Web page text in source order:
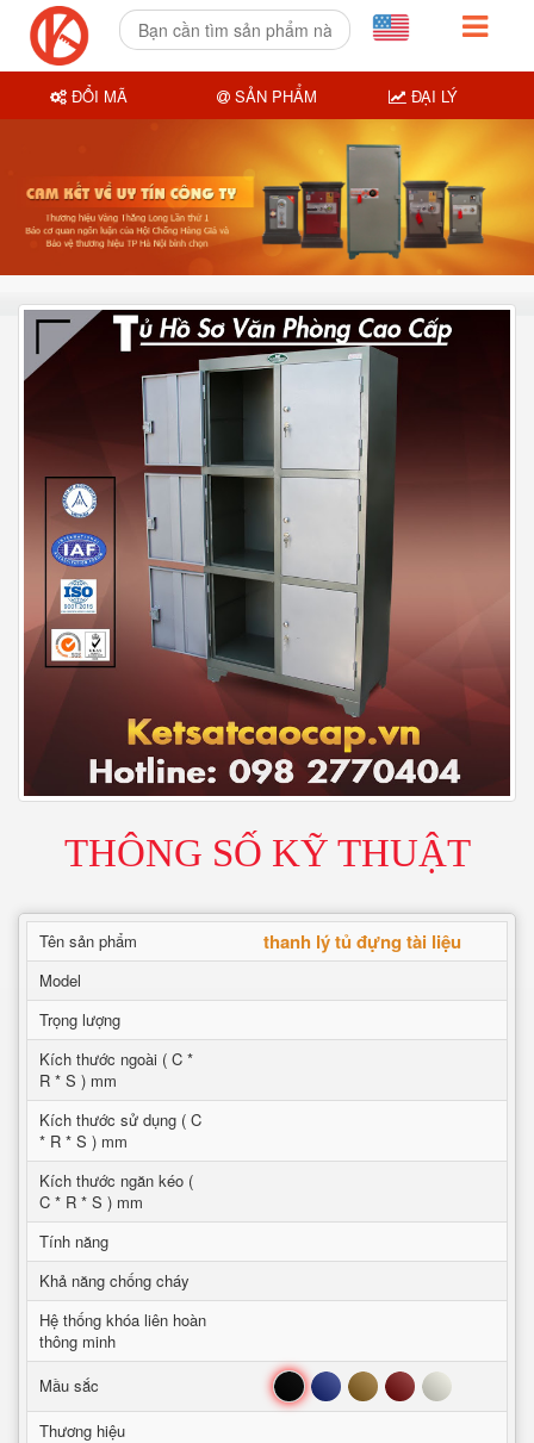
THÔNG SỐ KỸ THUẬT
Tên sản phẩm thanh lý tủ đựng tài liệu
Model
Trọng lượng
Kích thước ngoài ( C *
R * S ) mm
Kích thước sử dụng ( C
* R * S ) mm
Kích thước ngăn kéo (
C * R * S ) mm
Tính năng
Khả năng chống cháy
Hệ thống khóa liên hoàn
thông minh
Mầu sắc
Đen Xanh Nâu Đỏ Trắng
Thương hiệu
ĐỔI MÃ SẢN PHẨM ĐẠI LÝ